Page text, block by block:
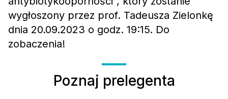
wygłoszony przez prof. Tadeusza Zielonkę
dnia 20.09.2023 o godz. 19:15. Do
zobaczenia!
Poznaj prelegenta